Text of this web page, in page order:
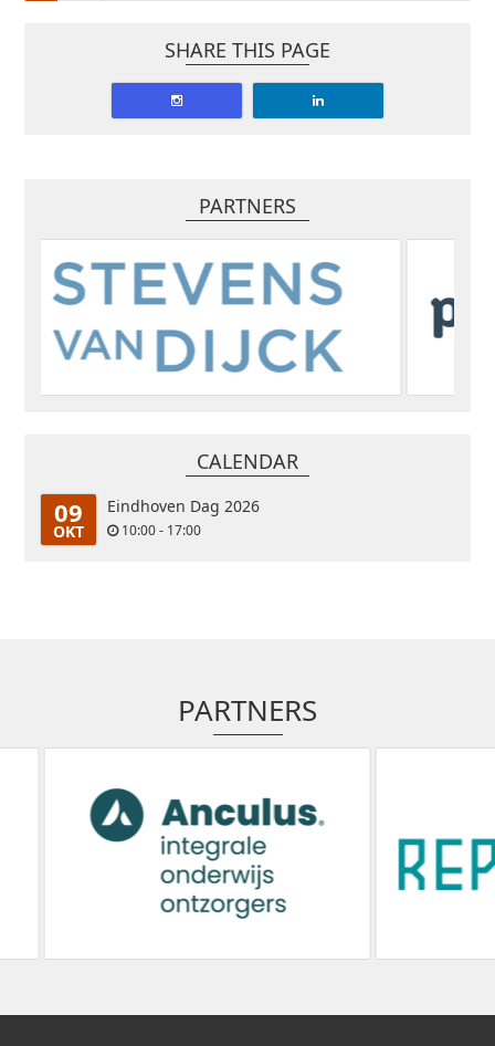
SHARE THIS PAGE
PARTNERS
CALENDAR
09
OKT
Eindhoven Dag 2026
10:00 - 17:00
PARTNERS